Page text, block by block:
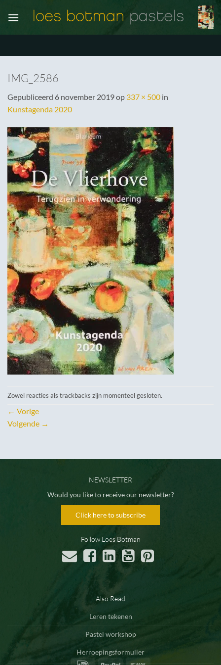
naar
IMG_2586
Gepubliceerd 6 november 2019op 337 × 500 in
Kunstagenda 2020
Zowel reacties als trackbacks zijn momenteel gesloten.
← Vorige
Volgende →
NEWSLETTER
Would you like to receive our newsletter?
Click here to subscribe
Follow Loes Botman
Also Read
Leren tekenen
Pastel workshop
Herroepingsformulier